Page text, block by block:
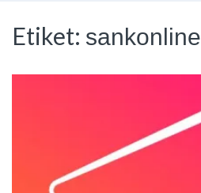
Etiket: sankonline